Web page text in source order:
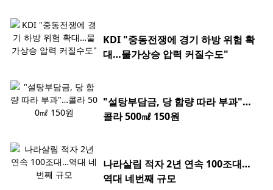
KDI "중동전쟁에 경기 하방 위험 확
대…물가상승 압력 커질수도"
"설탕부담금, 당 함량 따라 부과"…
콜라 500㎖ 150원
나라살림 적자 2년 연속 100조대…
역대 네번째 규모